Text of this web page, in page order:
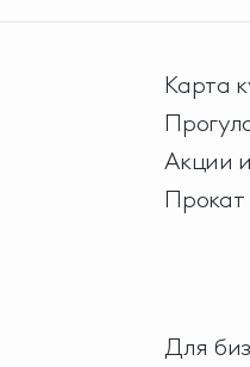
Карта
Акции
Для